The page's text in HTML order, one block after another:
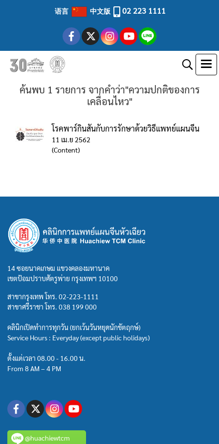
语言 中文版 02 223 1111
ค้นพบ 1 รายการ จากคำว่า"ความปกติของการ
เคลื่อนไหว"
โรคพาร์กินสันกับการรักษาด้วยวิธีแพทย์แผนจีน
11 เม.ย 2562
(Content)
14 ซอยนาคเกษม แขวงคลองมหานาค
เขตป้อมปราบศัตรูพ่าย กรุงเทพฯ 10100
สาขากรุงเทพ โทร. 02-223-1111
สาขาศรีราชา โทร. 038 199 000
คลินิกเปิดทำการทุกวัน (ยกเว้นวันหยุดนักขัตฤกษ์)
Service Hours : Everyday (except public holidays)
ตั้งแต่เวลา 08.00 - 16.00 น.
From 8 AM – 4 PM
@huachiewtcm